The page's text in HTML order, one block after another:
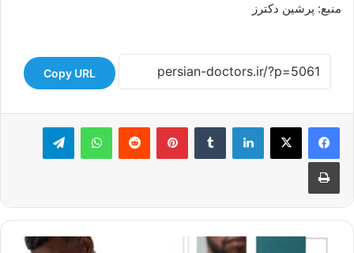
منبع: پرشین دکترز
Copy URL
لینکدین ‫تامبلر ‫پین‌ترست‫رددیت واتس آپ تلگرام
چاپ